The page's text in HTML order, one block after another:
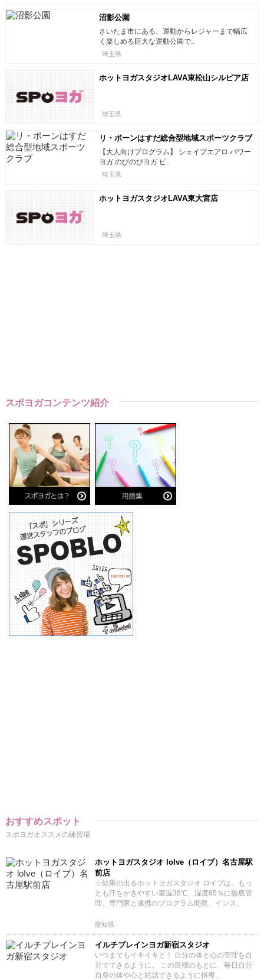
沼影公園
さいたま市にある、運動からレジャーまで幅広
く楽しめる巨大な運動公園で..
埼玉県
ホットヨガスタジオLAVA東松山シルピア店
埼玉県
リ・ボーンはすだ総合型地域スポーツクラブ
【大人向けプログラム】 シェイプエアロ パワー
ヨガ のびのびヨガ ピ..
埼玉県
ホットヨガスタジオLAVA東大宮店
埼玉県
スポヨガコンテンツ紹介
おすすめスポット
スポヨガオススメの練習場
ホットヨガスタジオ loIve（ロイブ）名古屋駅
前店
☆結果の出るホットヨガスタジオ ロイブは、もっ
とも汗をかきやすい室温38℃、湿度65％に徹底管
理。専門家と連携のプログラム開発、インス..
愛知県
イルチブレインヨガ新宿スタジオ
いつまでもイキイキと！ 自分の体と心の管理を自
分でできるように。 この目標のもとに、毎日自分
自身の体や心と対話できるように指導..